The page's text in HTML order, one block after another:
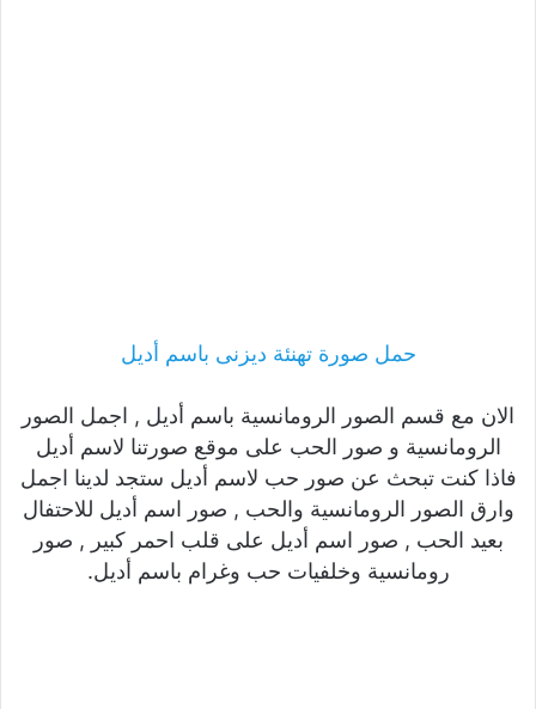
حمل صورة تهنئة ديزنى باسم أديل
الان مع قسم الصور الرومانسية باسم أديل , اجمل الصور
الرومانسية و صور الحب على موقع صورتنا لاسم أديل
فاذا كنت تبحث عن صور حب لاسم أديل ستجد لدينا اجمل
وارق الصور الرومانسية والحب , صور اسم أديل للاحتفال
بعيد الحب , صور اسم أديل على قلب احمر كبير , صور
رومانسية وخلفيات حب وغرام باسم أديل.